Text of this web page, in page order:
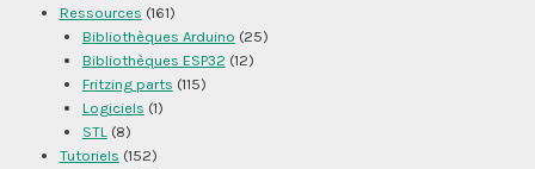
Ressources (161)
Bibliothèques Arduino (25)
Bibliothèques ESP32 (12)
Fritzing parts (115)
Logiciels (1)
STL(8)
Tutoriels (152)